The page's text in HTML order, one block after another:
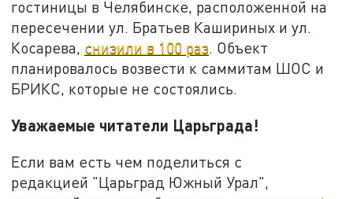
гостиницы в Челябинске, расположенной на
пересечении ул. Братьев Кашириных и ул.
Косарева, снизили в 100 раз. Объект
планировалось возвести к саммитам ШОС и
БРИКС, которые не состоялись.
Уважаемые читатели Царьграда!
Если вам есть чем поделиться с
редакцией "Царьград Южный Урал",